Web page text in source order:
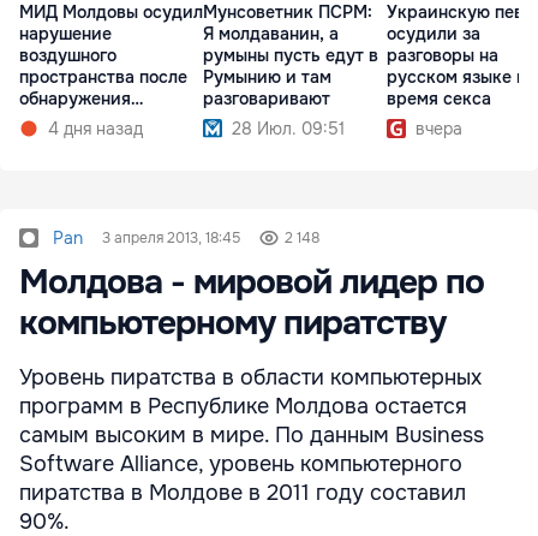
МИД Молдовы осудил
нарушение
воздушного
пространства после
обнаружения
обломков дрона
4 дня назад
Мунсоветник ПСРМ:
Я молдаванин, а
румыны пусть едут в
Румынию и там
разговаривают
28 Июл. 09:51
Украинскую
осудили за
разговоры на
русском языке во
время секса
вчера
Pan 3 апреля 2013, 18:45 2 148
Молдова - мировой лидер по
компьютерному пиратству
Уровень пиратства в области компьютерных
программ в Республике Молдова остается
самым высоким в мире. По данным Business
Software Alliance, уровень компьютерного
пиратства в Молдове в 2011 году составил
90%.